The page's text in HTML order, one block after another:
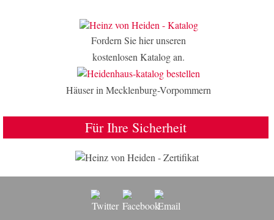
Fordern Sie hier unseren
kostenlosen Katalog an.
Häuser in Mecklenburg-Vorpommern
Für Ihre Sicherheit